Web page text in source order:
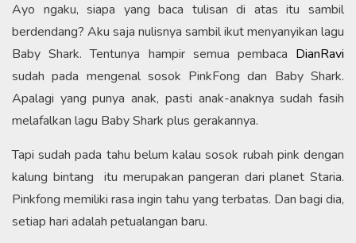
Ayo ngaku, siapa yang baca tulisan di atas itu sambil
berdendang? Aku saja nulisnya sambil ikut menyanyikan lagu
Baby Shark. Tentunya hampir semua pembaca DianRavi
sudah pada mengenal sosok PinkFong dan Baby Shark.
Apalagi yang punya anak, pasti anak-anaknya sudah fasih
melafalkan lagu Baby Shark plus gerakannya.
Tapi sudah pada tahu belum kalau sosok rubah pink dengan
kalung bintang itu merupakan pangeran dari planet Staria.
Pinkfong memiliki rasa ingin tahu yang terbatas. Dan bagi dia,
setiap hari adalah petualangan baru.